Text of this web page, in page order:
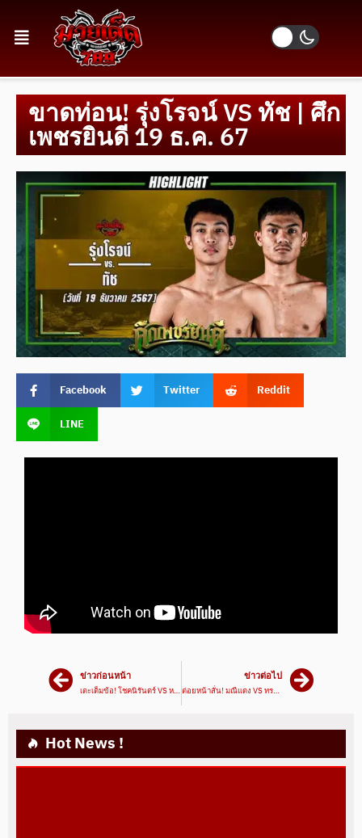
ขาดท่อน! รุ่งโรจน์ VS ทัช | ศึก
เพชรยินดี 19 ธ.ค. 67
Facebook Twitter
Reddit
LINE
ข่าวก่อนหน้า
เตะเต็มข้อ! โชคนิรันดร์ VS หยกนที | ศึกเพชรยินดี 19 ธ.ค. 67
ข่าวต่อไป
ต่อยหน้าสั่น! มณีแดง VS ทรงเดช | ศึกเพชรยินดี 19 ธ.ค. 67
Hot News !